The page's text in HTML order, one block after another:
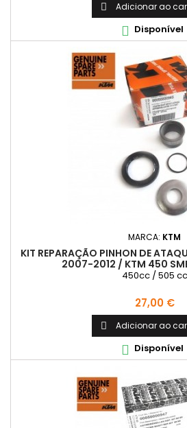
 Adicionar ao
 Disponível
MARCA: KTM
KIT REPARAÇÃO PINHON DE
2007-2012 / KTM 450
450cc / 505 cc
Preço
27,00 €
 Adicionar ao
 Disponível